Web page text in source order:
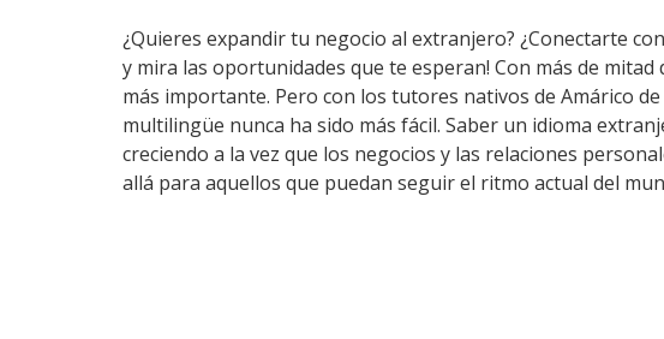
¿Quieres expandir tu negocio al extranjero? ¿Conectarte
y mira las oportunidades que te esperan! Con más de
más importante. Pero con los tutores nativos de Amárico
multilingüe nunca ha sido más fácil. Saber un idioma
creciendo a la vez que los negocios y las relaciones
allá para aquellos que puedan seguir el ritmo actual del